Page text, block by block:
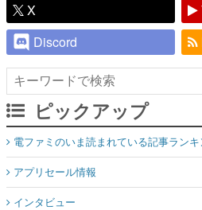
ピックアップ
電ファミのいま読まれている記事ランキ
アプリセール情報
インタビュー
連載・特集一覧